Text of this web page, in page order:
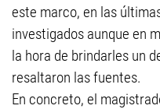
este marco, en las
investigados aunque en
la hora de brindarles un
resaltaron las fuentes.
En concreto, el